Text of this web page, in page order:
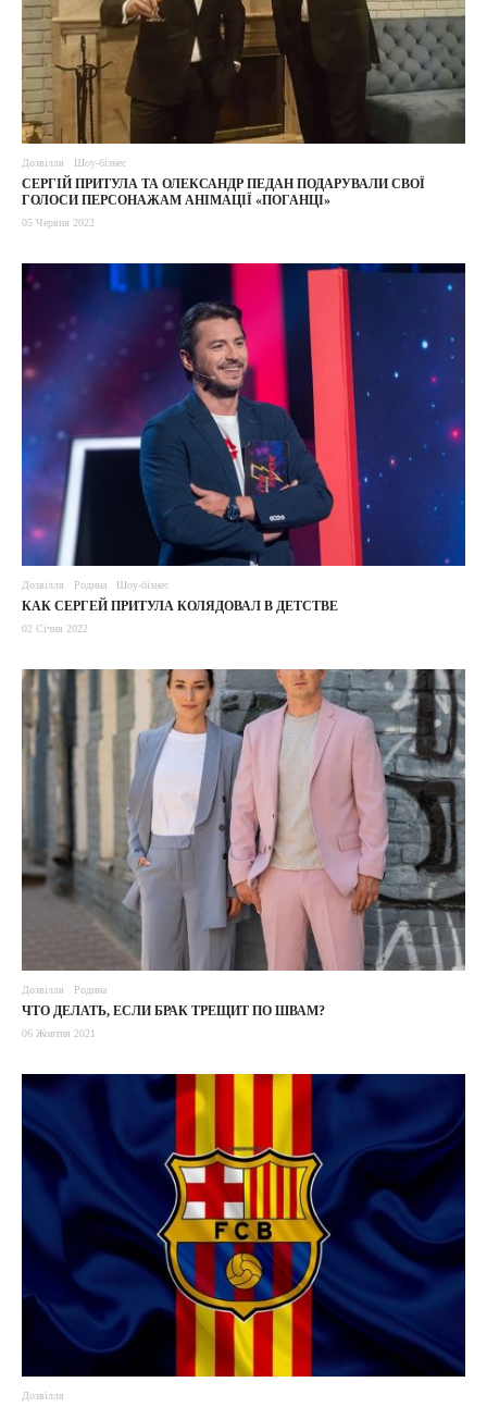
Дозвілля Шоу-бізнес
СЕРГІЙ ПРИТУЛА ТА ОЛЕКСАНДР ПЕДАН ПОДАРУВАЛИ СВОЇ
ГОЛОСИ ПЕРСОНАЖАМ АНІМАЦІЇ «ПОГАНЦІ»
05 Червня 2022
Дозвілля Родина Шоу-бізнес
КАК СЕРГЕЙ ПРИТУЛА КОЛЯДОВАЛ В ДЕТСТВЕ
02 Січня 2022
Дозвілля Родина
ЧТО ДЕЛАТЬ, ЕСЛИ БРАК ТРЕЩИТ ПО ШВАМ?
06 Жовтня 2021
Дозвілля